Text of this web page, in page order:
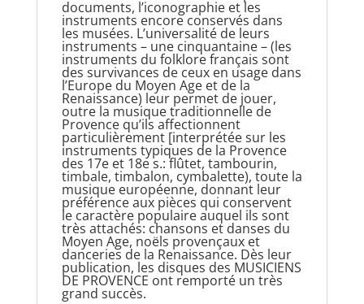
documents, l’ico­nographie et les
instruments encore conservés dans
les musées. L’universalité de leurs
instru­ments – une cinquantaine – (les
instruments du folklore français sont
des survivances de ceux en usage dans
l’Europe du Moyen Age et de la
Renaissance) leur permet de jouer,
outre la musique traditionnelle de
Provence qu’ils affectionnent
particulièrement [interprétée sur les
instruments typiques de la Provence
des 17e et 18e s.: flûtet, tambourin,
timbale, timbalon, cymbalette), toute la
musique européenne, donnant leur
préférence aux pièces qui conservent
le caractère populaire auquel ils sont
très attachés: chansons et danses du
Moyen Age, noëls provençaux et
danceries de la Renaissance. Dès leur
publication, les disques des MUSICIENS
DE PROVENCE ont remporté un très
grand succès.